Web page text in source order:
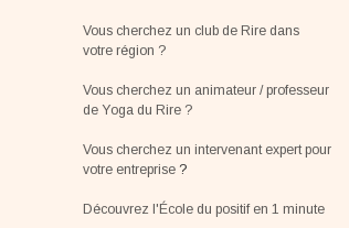
Vous cherchez un club de Rire dans
votre région ?
Vous cherchez un animateur / professeur
de Yoga du Rire ?
Vous cherchez un intervenant expert pour
votre entreprise?
Découvrez l'École du positif en 1 minute